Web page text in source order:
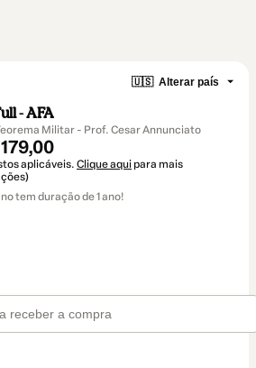
🇺🇸 Alterar país
- AFA
Militar - Prof. Cesar Annunciato
aplicáveis. Clique aqui para mais
tem duração de 1 ano!